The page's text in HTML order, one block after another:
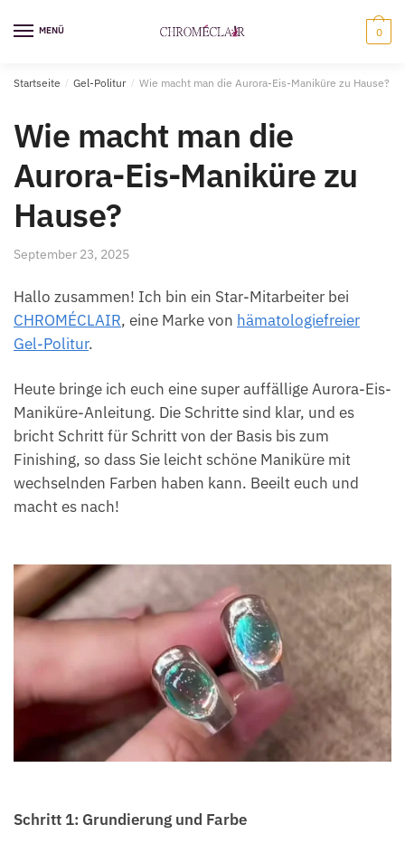
Navigation
Inhalt MENÜ 0
Startseite / Gel-Politur / Wie macht man die Aurora-Eis-Maniküre zu Hause?
Wie macht man die
Aurora-Eis-Maniküre zu
Hause?
September 23, 2025
Hallo zusammen! Ich bin ein Star-Mitarbeiter bei
CHROMÉCLAIR, eine Marke von hämatologiefreier
Gel-Politur.
Heute bringe ich euch eine super auffällige Aurora-Eis-
Maniküre-Anleitung. Die Schritte sind klar, und es
bricht Schritt für Schritt von der Basis bis zum
Finishing, so dass Sie leicht schöne Maniküre mit
wechselnden Farben haben kann. Beeilt euch und
macht es nach!
Schritt 1: Grundierung und Farbe